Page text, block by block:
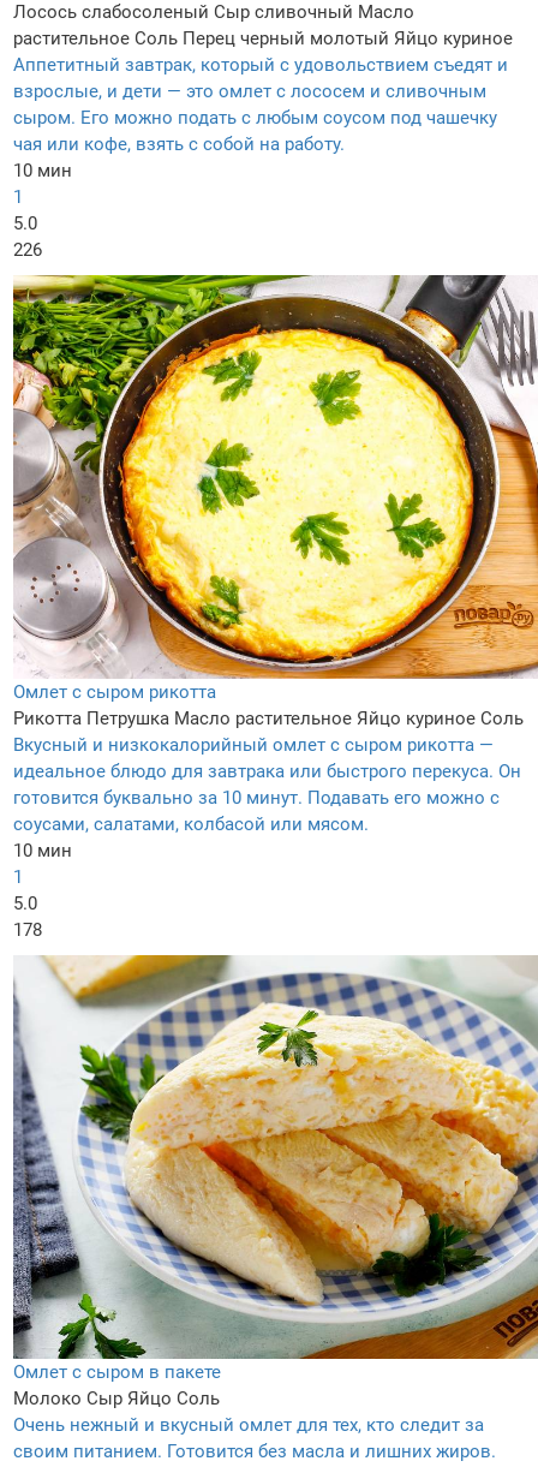
Лосось слабосоленый Сыр сливочный Масло
растительное Соль Перец черный молотый Яйцо куриное
Аппетитный завтрак, который с удовольствием съедят и
взрослые, и дети — это омлет с лососем и сливочным
сыром. Его можно подать с любым соусом под чашечку
чая или кофе, взять с собой на работу.
10 мин
1
5.0
226
Омлет с сыром рикотта
Рикотта Петрушка Масло растительное Яйцо куриное Соль
Вкусный и низкокалорийный омлет с сыром рикотта —
идеальное блюдо для завтрака или быстрого перекуса. Он
готовится буквально за 10 минут. Подавать его можно с
соусами, салатами, колбасой или мясом.
10 мин
1
5.0
178
Омлет с сыром в пакете
Молоко Сыр Яйцо Соль
Очень нежный и вкусный омлет для тех, кто следит за
своим питанием. Готовится без масла и лишних жиров.